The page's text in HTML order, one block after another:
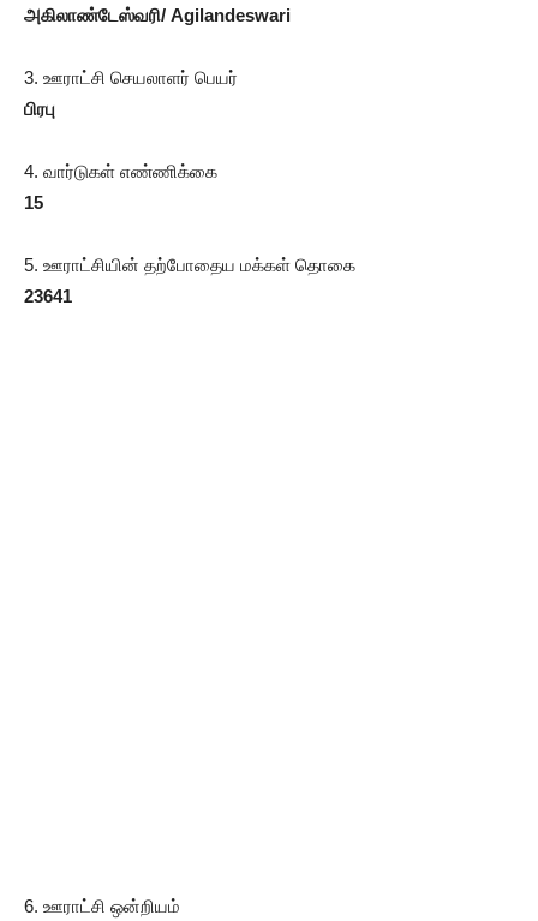
அகிலாண்டேஸ்வரி/ Agilandeswari
3. ஊராட்சி செயலாளர் பெயர்
பிரபு
4. வார்டுகள் எண்ணிக்கை
15
5. ஊராட்சியின் தற்போதைய மக்கள் தொகை
23641
6. ஊராட்சி ஒன்றியம்